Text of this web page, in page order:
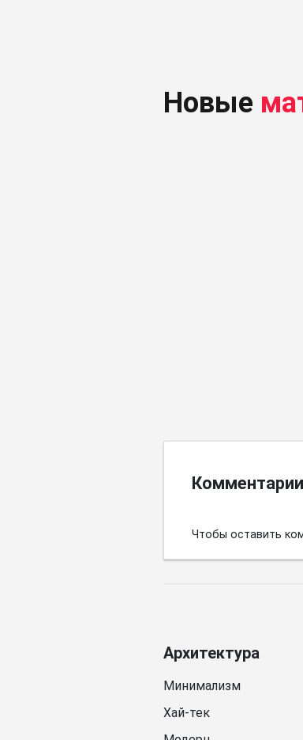
Новые
Комментарии
Чтобы оставить
Архитектура
Минимализм
Хай-тек